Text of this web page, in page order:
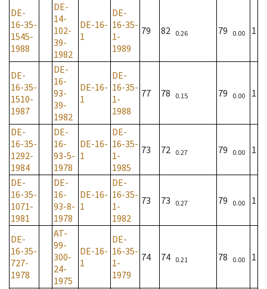
DE-
16-35-
1545-
1988
DE-
14-
102-
39-
1982
DE-16-
1
DE-
16-35-
1-
1989
79 82 0.26 79 0.00 1
DE-
16-35-
1510-
1987
DE-
16-
93-
39-
1982
DE-16-
1
DE-
16-35-
1-
1988
77 78 0.15 79 0.00 1
DE-
16-35-
1292-
1984
DE-
16-
93-5-
1978
DE-16-
1
DE-
16-35-
1-
1985
73 72 0.27 79 0.00 1
DE-
16-35-
1071-
1981
DE-
16-
93-8-
1978
DE-16-
1
DE-
16-35-
1-
1982
73 73 0.27 79 0.00 1
DE-
16-35-
727-
1978
AT-
99-
300-
24-
1975
DE-16-
1
DE-
16-35-
1-
1979
74 74 0.21 78 0.00 1